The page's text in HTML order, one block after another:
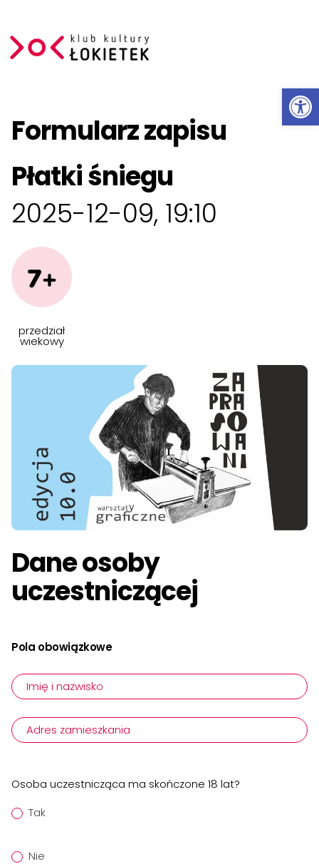
Formularz zapisu
Płatki śniegu
2025-12-09, 19:10
7+
przedział
wiekowy
Dane osoby
uczestniczącej
Formularz
Pola obowiązkowe
Imię i nazwisko
Adres zamieszkania
Osoba uczestnicząca ma skończone 18 lat?
Tak
Nie